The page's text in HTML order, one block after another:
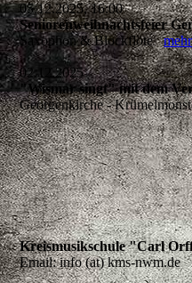
05.12.2025, 16:00
Seniorenweihnachtsfeier
Saxophon & Blockflötemehr
02.12.2025
"Wismar singt" mit dem
Georgenkirche -
Kreismusikschule "Carl
Email: info (at) kms-nwm.de